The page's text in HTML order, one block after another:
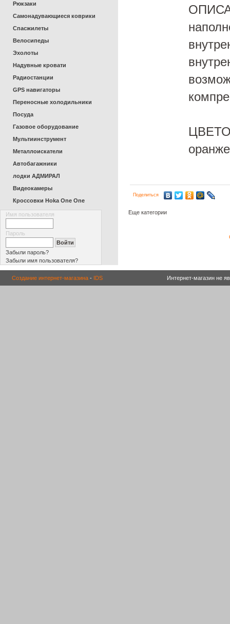
Поделиться
Еще категории
Рюкзаки
Самонадувающиеся коврики
Спасжилеты
Велосипеды
Эхолоты
Надувные кровати
Радиостанции
GPS навигаторы
Переносные холодильники
Посуда
Газовое оборудование
Мультиинструмент
Металлоискатели
Автобагажники
лодки АДМИРАЛ
Видеокамеры
Кроссовки Hoka One One
Имя пользователя
Пароль
Забыли пароль?
Забыли имя пользователя?
Создание интернет-магазина - IDS Интернет-магазин не